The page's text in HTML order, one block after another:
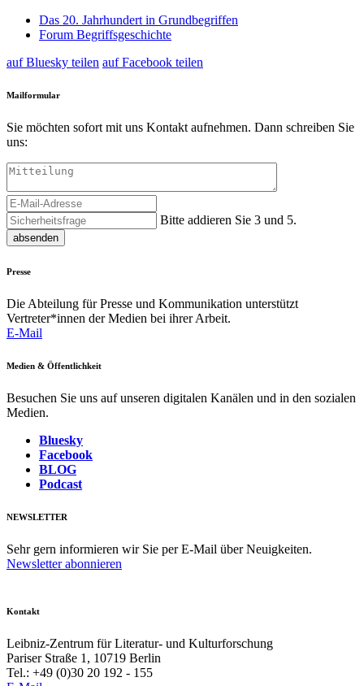
Das 20. Jahrhundert in Grundbegriffen
Forum Begriffsgeschichte
auf Bluesky teilen auf Facebook teilen
Mailformular
Sie möchten sofort mit uns Kontakt aufnehmen. Dann schreiben Sie
uns:
Bitte addieren Sie 3 und 5.
absenden
Presse
Die Abteilung für Presse und Kommunikation unterstützt
Vertreter*innen der Medien bei ihrer Arbeit.
E-Mail
Medien & Öffentlichkeit
Besuchen Sie uns auf unseren digitalen Kanälen und in den sozialen
Medien.
Bluesky
Facebook
BLOG
Podcast
NEWSLETTER
Sehr gern informieren wir Sie per E-Mail über Neuigkeiten.
Newsletter abonnieren
Kontakt
Leibniz-Zentrum für Literatur- und Kulturforschung
Pariser Straße 1, 10719 Berlin
Tel.: +49 (0)30 20 192 - 155